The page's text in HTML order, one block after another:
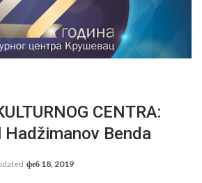
CENTRA:
Benda
феб 18, 2019